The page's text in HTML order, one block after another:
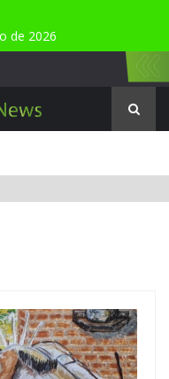
de 2026